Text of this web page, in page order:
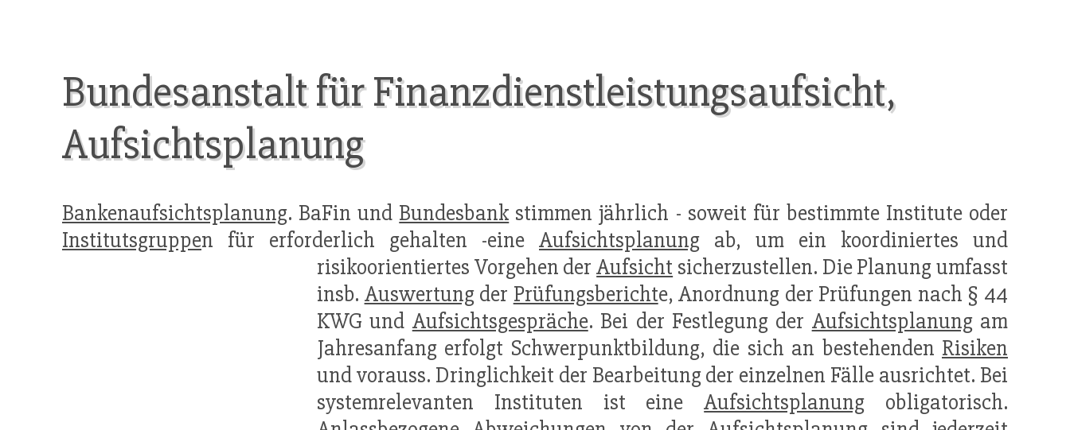
Bundesanstalt für Finanzdienstleistungsaufsicht,
Aufsichtsplanung
Bankenaufsichtsplanung. BaFin und Bundesbank stimmen jährlich - soweit für bestimmte Institute oder
Institutsgruppen für erforderlich gehalten -eine Aufsichtsplanung ab, um ein koordiniertes und
risikoorientiertes Vorgehen derAufsicht sicherzustellen. Die Planung umfasst
insb. Auswertungder Prüfungsberichte, Anordnung der Prüfungen nach § 44
KWG und Aufsichtsgespräche. Bei der Festlegung der Aufsichtsplanungam
Jahresanfang erfolgt Schwerpunktbildung, die sich an bestehenden Risiken
und vorauss. Dringlichkeit der Bearbeitung der einzelnen Fälle ausrichtet. Bei
systemrelevanten Instituten ist eineAufsichtsplanung obligatorisch.